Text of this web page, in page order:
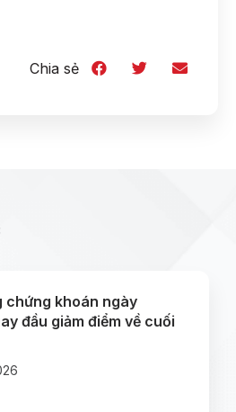
Chia sẻ
chứng khoán ngày
đầu giảm điểm về cuối